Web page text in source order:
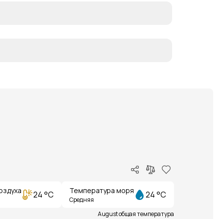
24 °C Температура моря
Средняя 24 °C
August общая температура